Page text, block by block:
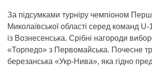
За підсумками турніру чемпіоном
Миколаївської області серед команд
із Вознесенська. Срібні нагороди
«Торпедо» з Первомайська. Почесне
березанська «Укр-Нива», яка гідно